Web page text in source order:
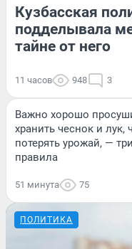
Кузбасская
подделывала
тайне от него
11 часов 948 3
Важно хорошо
хранить чеснок и лук,
потерять урожай, —
правила
51 минута 75
ПОЛИТИКА